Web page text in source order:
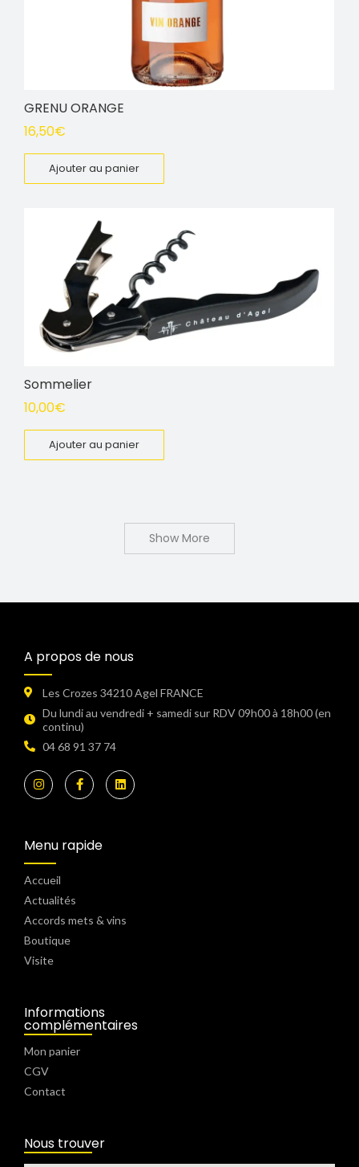
GRENU ORANGE
16,50€
Ajouter au panier
Sommelier
10,00€
Ajouter au panier
Show More
A propos de nous
Les Crozes 34210 Agel FRANCE
Du lundi au vendredi + samedi sur RDV 09h00 à 18h00 (en
continu)​
04 68 91 37 74
Menu rapide
Accueil
Actualités
Accords mets & vins
Boutique
Visite
Informations
complémentaires
Mon panier
CGV
Contact
Nous trouver